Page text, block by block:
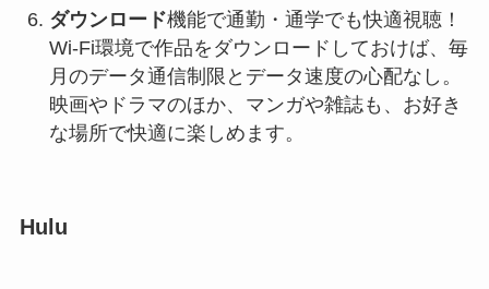
ダウンロード機能で通勤・通学でも快適視聴！
Wi-Fi環境で作品をダウンロードしておけば、毎
月のデータ通信制限とデータ速度の⼼配なし。
映画やドラマのほか、マンガや雑誌も、お好き
な場所で快適に楽しめます。
Hulu